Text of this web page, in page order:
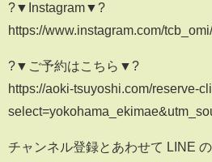
?▼Instagram▼?
https://www.instagram.com/tcb_omi/
?▼ご予約はこちら▼?
https://aoki-tsuyoshi.com/reserve-
チャンネル登録とあわせて LINE